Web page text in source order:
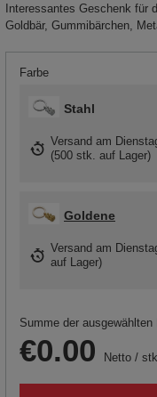
Interessantes Geschenk für
Goldbär, Gummibärchen,
Farbe
Stahl
Versand am
(500 stk. auf Lager)
Goldene
Versand am
auf Lager)
Summe der ausgewählten
€0.00 Netto /